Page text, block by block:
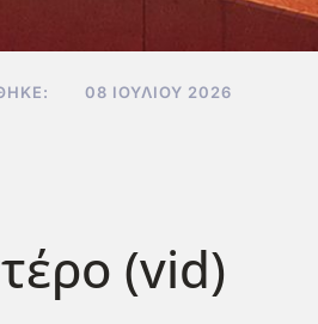
08 ΙΟΥΛΊΟΥ 2026
(vid)